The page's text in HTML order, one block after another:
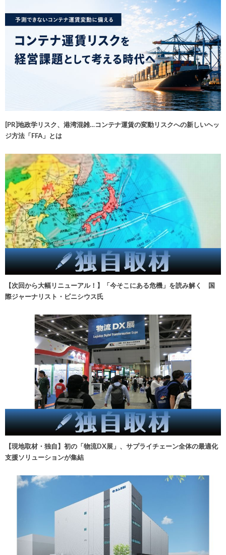
[PR]地政学リスク、港湾混雑…コンテナ運賃の変動リスクへの新しいヘッ
ジ方法「FFA」とは
【次回から大幅リニューアル！】「今そこにある危機」を読み解く 国
際ジャーナリスト・ビニシウス氏
【現地取材・独自】初の「物流DX展」、サプライチェーン全体の最適化
支援ソリューションが集結